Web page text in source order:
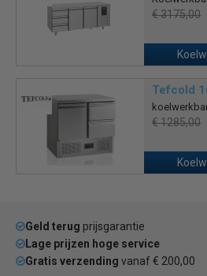
€ 3175,00
Tefcold
€ 1285,00
Geld terug prijsgarantie
Lage prijzen hoge service
Gratis verzending vanaf € 200,00